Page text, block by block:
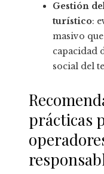
Gestión
turístico:
masivo
capacidad
social del
prácticas